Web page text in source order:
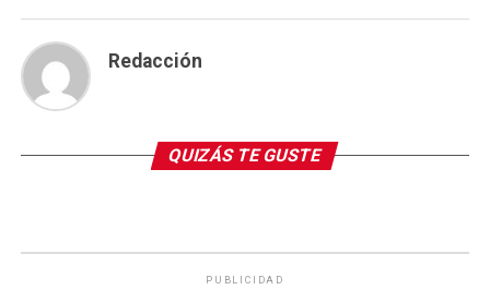
Redacción
QUIZÁS TE GUSTE
PUBLICIDAD